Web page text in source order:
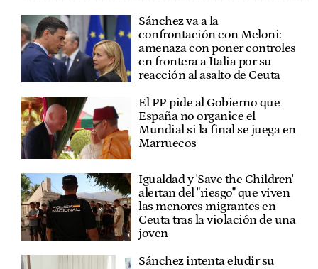
Sánchez va a la
confrontación con Meloni:
amenaza con poner controles
en frontera a Italia por su
reacción al asalto de Ceuta
El PP pide al Gobierno que
España no organice el
Mundial si la final se juega en
Marruecos
Igualdad y 'Save the Children'
alertan del "riesgo" que viven
las menores migrantes en
Ceuta tras la violación de una
joven
Sánchez intenta eludir su